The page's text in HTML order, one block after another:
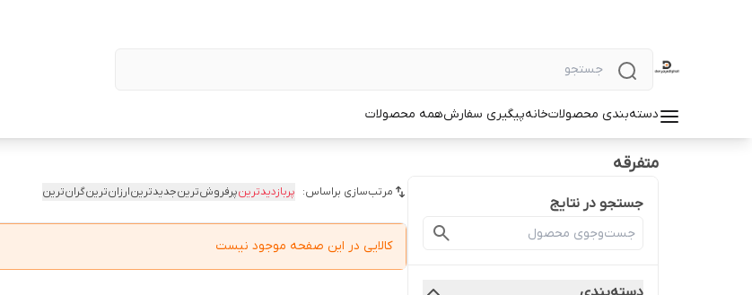
دسته‌بندی محصولاتخانهپیگیری سفارشهمه محصولات
متفرقه
جستجو در نتایج
مرتب‌سازی براساس: پربازدیدترینپرفروش‌ترینجدیدترینارزان‌ترینگران‌ترین
کالایی در این صفحه موجود نیست